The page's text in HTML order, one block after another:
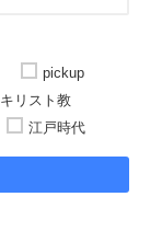
pickup
キリスト教
江戸時代